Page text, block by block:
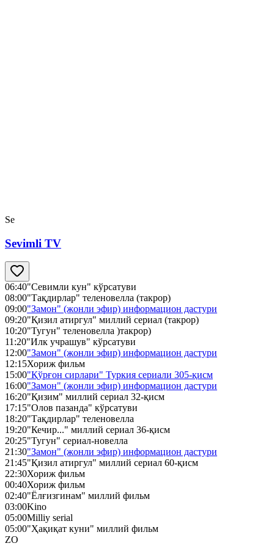
Se
Sevimli TV
06:40"Севимли кун" кўрсатуви
08:00"Тақдирлар" теленовелла (такрор)
09:00"Замон" (жонли эфир) информацион дастури
09:20"Қизил атиргул" миллий сериал (такрор)
10:20"Тугун" теленовелла )такрор)
11:20"Илк учрашув" кўрсатуви
12:00"Замон" (жонли эфир) информацион дастури
12:15Хориж фильм
15:00"Қўрғон сирлари" Туркия сериали 305-қисм
16:00"Замон" (жонли эфир) информацион дастури
16:20"Қизим" миллий сериал 32-қисм
17:15"Олов пазанда" кўрсатуви
18:20"Тақдирлар" теленовелла
19:20"Кечир..." миллий сериал 36-қисм
20:25"Тугун" сериал-новелла
21:30"Замон" (жонли эфир) информацион дастури
21:45"Қизил атиргул" миллий сериал 60-қисм
22:30Хориж фильм
00:40Хориж фильм
02:40"Ёлғизгинам" миллий фильм
03:00Kino
05:00Milliy serial
05:00"Ҳақиқат куни" миллий фильм
ZO